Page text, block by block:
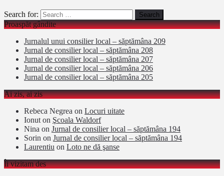
Search for:
Proaspăt gândite
Jurnalul unui consilier local – săptămâna 209
Jurnal de consilier local – săptămâna 208
Jurnal de consilier local – săptămâna 207
Jurnal de consilier local – săptămâna 206
Jurnal de consilier local – săptămâna 205
Ai zis, ai zis
Rebeca Negrea on Locuri uitate
Ionut on Şcoala Waldorf
Nina on Jurnal de consilier local – săptămâna 194
Sorin on Jurnal de consilier local – săptămâna 194
Laurentiu on Loto ne dă şanse
Îi vizitam des